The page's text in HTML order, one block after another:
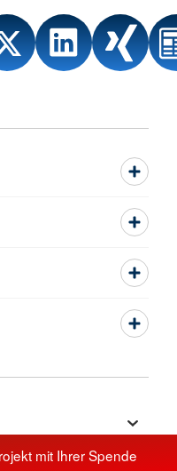
mit Ihrer Spende